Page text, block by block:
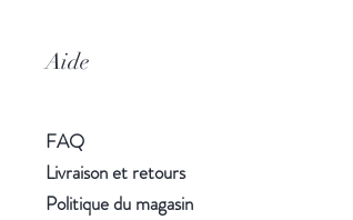
Aide
FAQ
Livraison et retours
Politique du magasin